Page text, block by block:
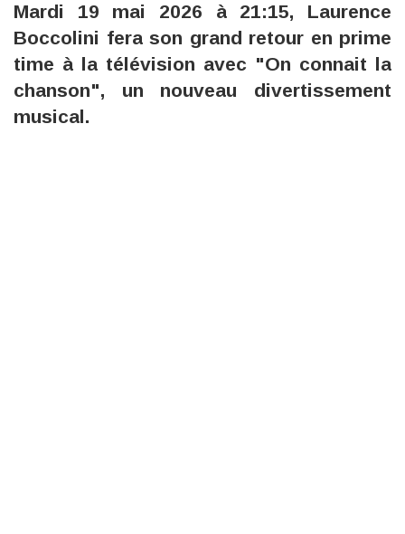
Mardi 19 mai 2026 à 21:15, Laurence
Boccolini fera son grand retour en prime
time à la télévision avec "On connait la
chanson", un nouveau divertissement
musical.